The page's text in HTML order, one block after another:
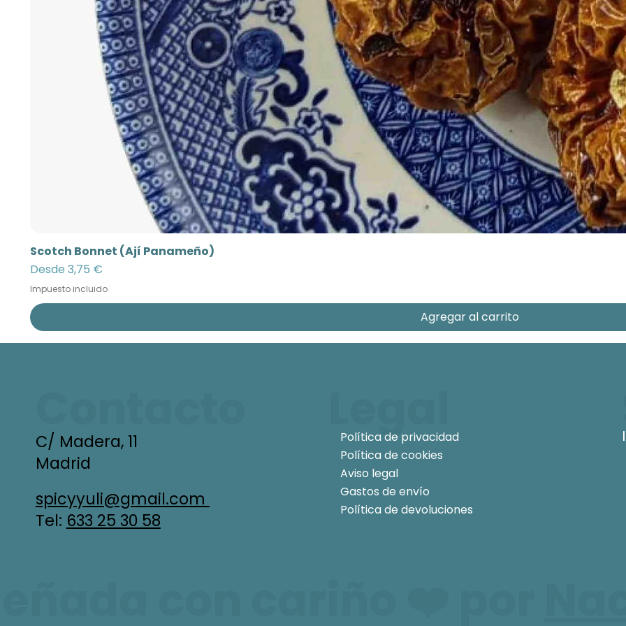
Scotch Bonnet (Ají Panameño)
Desde 3,75 €
Precio de oferta
Impuesto incluido
Agregar al carrito
Política de privacidad
Política de cookies
Aviso legal
Gastos de envío
Política de devoluciones
C/ Madera, 11
Madrid
spicyyuli@gmail.com
Tel: 633 25 30 58